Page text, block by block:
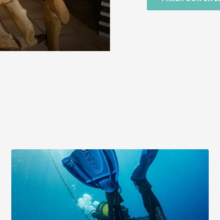
perfetto nella sua
dimenticato di